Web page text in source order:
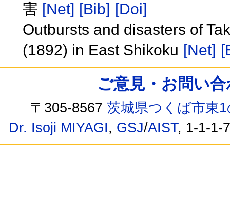
害 [Net] [Bib] [Doi]
Outbursts and disasters of
(1892) in East Shikoku [Net]
ご意見・お問い
〒305-8567茨城県つくば市東
Dr. Isoji MIYAGI, GSJ/AIST, 1-1-1-